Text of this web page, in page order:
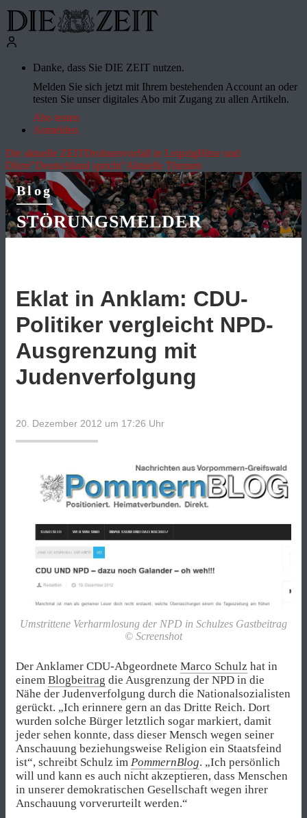
Danke, dass Sie DIE ZEIT nutzen.
Melden Sie sich jetzt mit Ihrem bestehenden Account an oder
testen Sie unser digitales Abo mit Zugang zu allen Artikeln.
Abo testen
Anmelden
Die aktuelle ZEITDrohnenvorfall in LeipzigHitze und
Dürre"Deutschland spricht"Aktuelle Themen
Blog
STÖRUNGSMELDER
Eklat in Anklam: CDU-
Politiker vergleicht NPD-
Ausgrenzung mit
Judenverfolgung
20. Dezember 2012 um 17:26 Uhr
Umstrittene Verharmlosung der NPD in Schulzes Gastbeitrag
© Screenshot
Der Anklamer CDU-Abgeordnete Marco Schulz hat in
einem Blogbeitrag die Ausgrenzung der NPD in die
Nähe der Judenverfolgung durch die Nationalsozialisten
gerückt. „Ich erinnere gern an das Dritte Reich. Dort
wurden solche Bürger letztlich sogar markiert, damit
jeder sehen konnte, dass dieser Mensch wegen seiner
Anschauung beziehungsweise Religion ein Staatsfeind
ist“, schreibt Schulz im PommernBlog. „Ich persönlich
will und kann es auch nicht akzeptieren, dass Menschen
in unserer demokratischen Gesellschaft wegen ihrer
Anschauung vorverurteilt werden.“